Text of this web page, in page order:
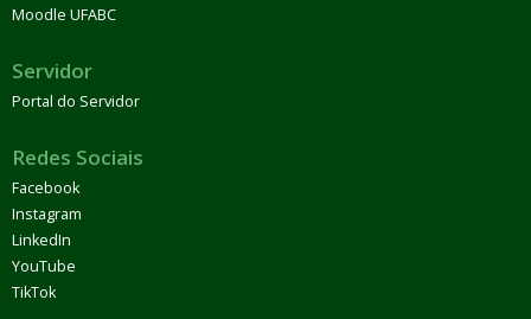
Moodle UFABC
Servidor
Portal do Servidor
Redes Sociais
Facebook
Instagram
LinkedIn
YouTube
TikTok